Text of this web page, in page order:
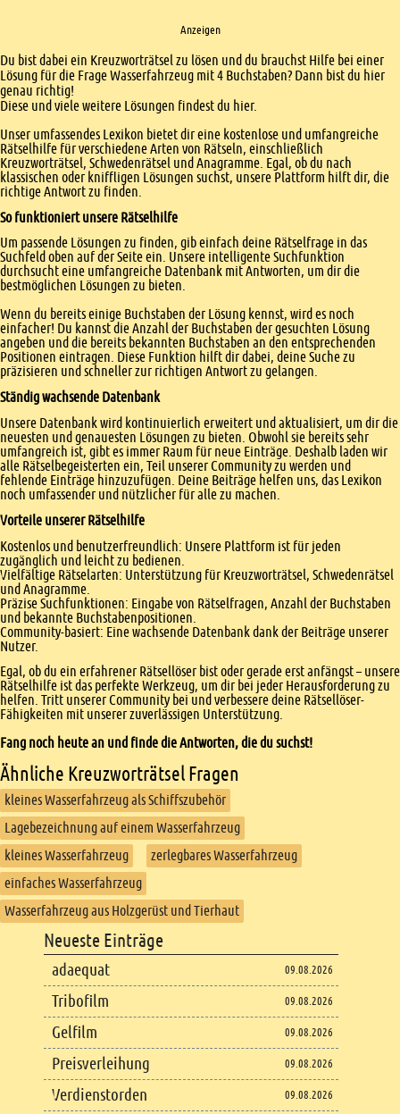
Anzeigen
Einleitung
Du bist dabei ein Kreuzworträtsel zu lösen und du brauchst Hilfe bei einer
Lösung für die Frage Wasserfahrzeug mit 4 Buchstaben? Dann bist du hier
genau richtig!
Diese und viele weitere Lösungen findest du hier.
Unser umfassendes Lexikon bietet dir eine kostenlose und umfangreiche
Rätselhilfe für verschiedene Arten von Rätseln, einschließlich
Kreuzworträtsel, Schwedenrätsel und Anagramme. Egal, ob du nach
klassischen oder kniffligen Lösungen suchst, unsere Plattform hilft dir, die
richtige Antwort zu finden.
So funktioniert unsere Rätselhilfe
Um passende Lösungen zu finden, gib einfach deine Rätselfrage in das
Suchfeld oben auf der Seite ein. Unsere intelligente Suchfunktion
durchsucht eine umfangreiche Datenbank mit Antworten, um dir die
bestmöglichen Lösungen zu bieten.
Wenn du bereits einige Buchstaben der Lösung kennst, wird es noch
einfacher! Du kannst die Anzahl der Buchstaben der gesuchten Lösung
angeben und die bereits bekannten Buchstaben an den entsprechenden
Positionen eintragen. Diese Funktion hilft dir dabei, deine Suche zu
präzisieren und schneller zur richtigen Antwort zu gelangen.
Ständig wachsende Datenbank
Unsere Datenbank wird kontinuierlich erweitert und aktualisiert, um dir die
neuesten und genauesten Lösungen zu bieten. Obwohl sie bereits sehr
umfangreich ist, gibt es immer Raum für neue Einträge. Deshalb laden wir
alle Rätselbegeisterten ein, Teil unserer Community zu werden und
fehlende Einträge hinzuzufügen. Deine Beiträge helfen uns, das Lexikon
noch umfassender und nützlicher für alle zu machen.
Vorteile unserer Rätselhilfe
Kostenlos und benutzerfreundlich: Unsere Plattform ist für jeden
zugänglich und leicht zu bedienen.
Vielfältige Rätselarten: Unterstützung für Kreuzworträtsel, Schwedenrätsel
und Anagramme.
Präzise Suchfunktionen: Eingabe von Rätselfragen, Anzahl der Buchstaben
und bekannte Buchstabenpositionen.
Community-basiert: Eine wachsende Datenbank dank der Beiträge unserer
Nutzer.
Egal, ob du ein erfahrener Rätsellöser bist oder gerade erst anfängst – unsere
Rätselhilfe ist das perfekte Werkzeug, um dir bei jeder Herausforderung zu
helfen. Tritt unserer Community bei und verbessere deine Rätsellöser-
Fähigkeiten mit unserer zuverlässigen Unterstützung.
Fang noch heute an und finde die Antworten, die du suchst!
Ähnliche Kreuzworträtsel Fragen
kleines Wasserfahrzeug als Schiffszubehör
Lagebezeichnung auf einem Wasserfahrzeug
kleines Wasserfahrzeug
zerlegbares Wasserfahrzeug
einfaches Wasserfahrzeug
Wasserfahrzeug aus Holzgerüst und Tierhaut
Footer content
Neueste Einträge
adaequat 09.08.2026
Tribofilm 09.08.2026
Gelfilm 09.08.2026
Preisverleihung 09.08.2026
Verdienstorden 09.08.2026